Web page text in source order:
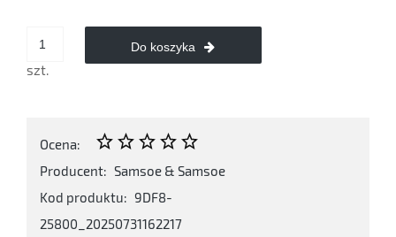
szt.
Do koszyka
Ocena:
Producent: Samsoe & Samsoe
Kod produktu: 9DF8-
25800_20250731162217